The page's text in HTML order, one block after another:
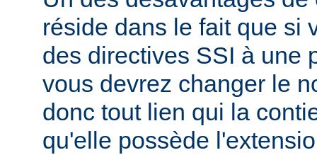
réside dans le fait que si
des directives SSI à une
vous devrez changer le
donc tout lien qui la
qu'elle possède